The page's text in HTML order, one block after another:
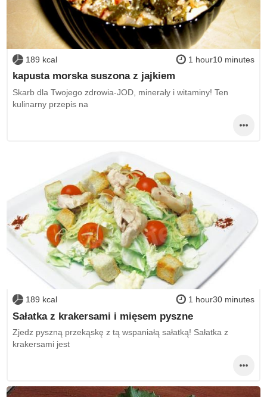
189 kcal 1 hour10 minutes
kapusta morska suszona z jajkiem
Skarb dla Twojego zdrowia-JOD, minerały i witaminy! Ten
kulinarny przepis na
189 kcal 1 hour30 minutes
Sałatka z krakersami i mięsem pyszne
Zjedz pyszną przekąskę z tą wspaniałą sałatką! Sałatka z
krakersami jest